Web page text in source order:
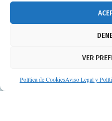
VER
Política de CookiesAviso Legal y
Aviso legal
Protección de datos
Suscripción a